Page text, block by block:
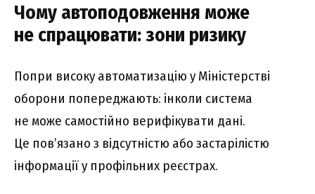
Чому автоподовження може
не спрацювати: зони ризику
Попри високу автоматизацію у Міністерстві
оборони попереджають: інколи система
не може самостійно верифікувати дані.
Це пов’язано з відсутністю або застарілістю
інформації у профільних реєстрах.